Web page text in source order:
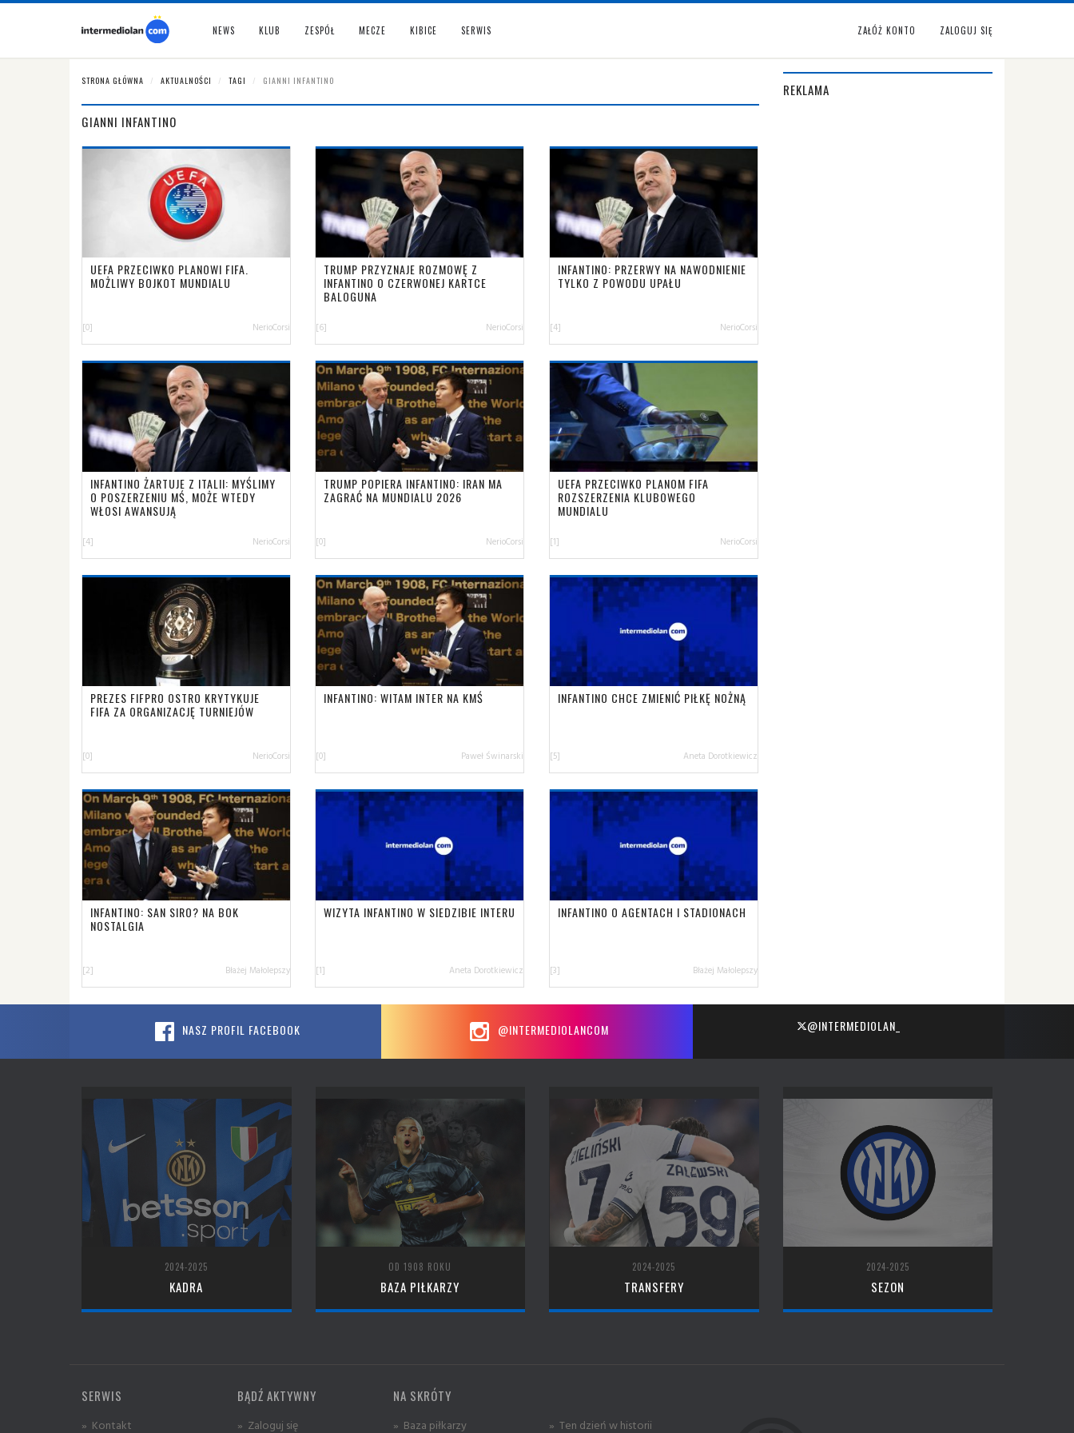
NEWS KLUB ZESPÓŁ MECZE KIBICE SERWIS ZAŁÓŻ KONTO ZALOGUJ SIĘ
STRONA GŁÓWNA AKTUALNOŚCI TAGI GIANNI INFANTINO
GIANNI INFANTINO
UEFA PRZECIWKO PLANOWI FIFA.
MOŻLIWY BOJKOT MUNDIALU
[0] NerioCorsi
TRUMP PRZYZNAJE ROZMOWĘ Z
INFANTINO O CZERWONEJ KARTCE
BALOGUNA
[6] NerioCorsi
INFANTINO: PRZERWY NA NAWODNIENIE
TYLKO Z POWODU UPAŁU
[4] NerioCorsi
INFANTINO ŻARTUJE Z ITALII: MYŚLIMY
O POSZERZENIU MŚ, MOŻE WTEDY
WŁOSI AWANSUJĄ
[4] NerioCorsi
TRUMP POPIERA INFANTINO: IRAN MA
ZAGRAĆ NA MUNDIALU 2026
[0] NerioCorsi
UEFA PRZECIWKO PLANOM FIFA
ROZSZERZENIA KLUBOWEGO
MUNDIALU
[1] NerioCorsi
PREZES FIFPRO OSTRO KRYTYKUJE
FIFA ZA ORGANIZACJĘ TURNIEJÓW
[0] NerioCorsi
INFANTINO: WITAM INTER NA KMŚ
[0] Paweł Świnarski
INFANTINO CHCE ZMIENIĆ PIŁKĘ NOŻNĄ
[5] Aneta Dorotkiewicz
INFANTINO: SAN SIRO? NA BOK
NOSTALGIA
[2] Błażej Małolepszy
WIZYTA INFANTINO W SIEDZIBIE INTERU
[1] Aneta Dorotkiewicz
INFANTINO O AGENTACH I STADIONACH
[3] Błażej Małolepszy
REKLAMA
NASZ PROFIL FACEBOOK @INTERMEDIOLANCOM @INTERMEDIOLAN_
2024-2025
KADRA
OD 1908 ROKU
BAZA PIŁKARZY
2024-2025
TRANSFERY
2024-2025
SEZON
SERWIS
» Kontakt
BĄDŹ AKTYWNY
» Zaloguj się
NA SKRÓTY
» Baza piłkarzy » Ten dzień w historii